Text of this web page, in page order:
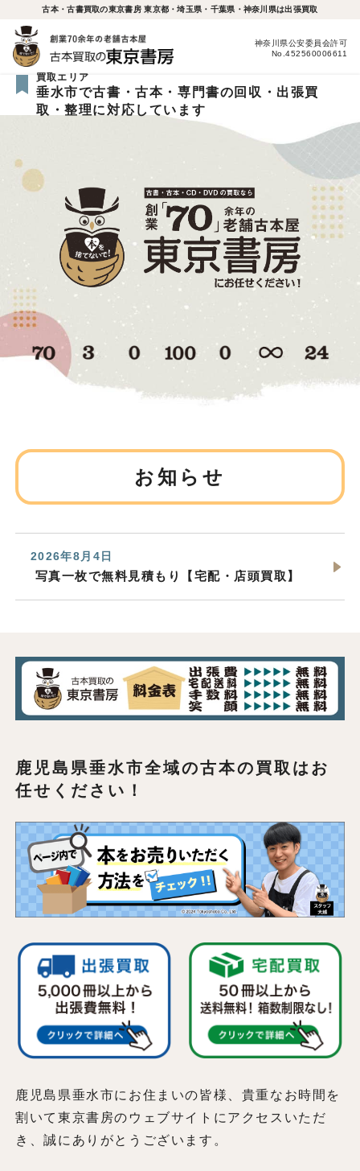
古本・古書買取の東京書房 東京都・埼玉県・千葉県・神奈川県は出張買取
神奈川県公安委員会許可
No.452560006611
買取エリア
垂水市で古書・古本・専門書の回収・出張買
取・整理に対応しています
お知らせ
2026年8月4日
写真一枚で無料見積もり【宅配・店頭買取】
鹿児島県垂水市全域の古本の買取はお
任せください！
鹿児島県垂水市にお住まいの皆様、貴重なお時間を
割いて東京書房のウェブサイトにアクセスいただ
き、誠にありがとうございます。